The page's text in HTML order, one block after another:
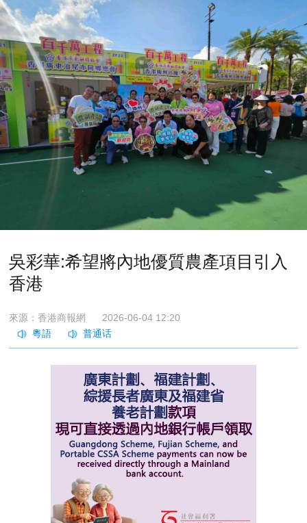
吳彩華:希望將內地優質農產項目引入
香港
來源：香港商報網 2026-06-04 12:20